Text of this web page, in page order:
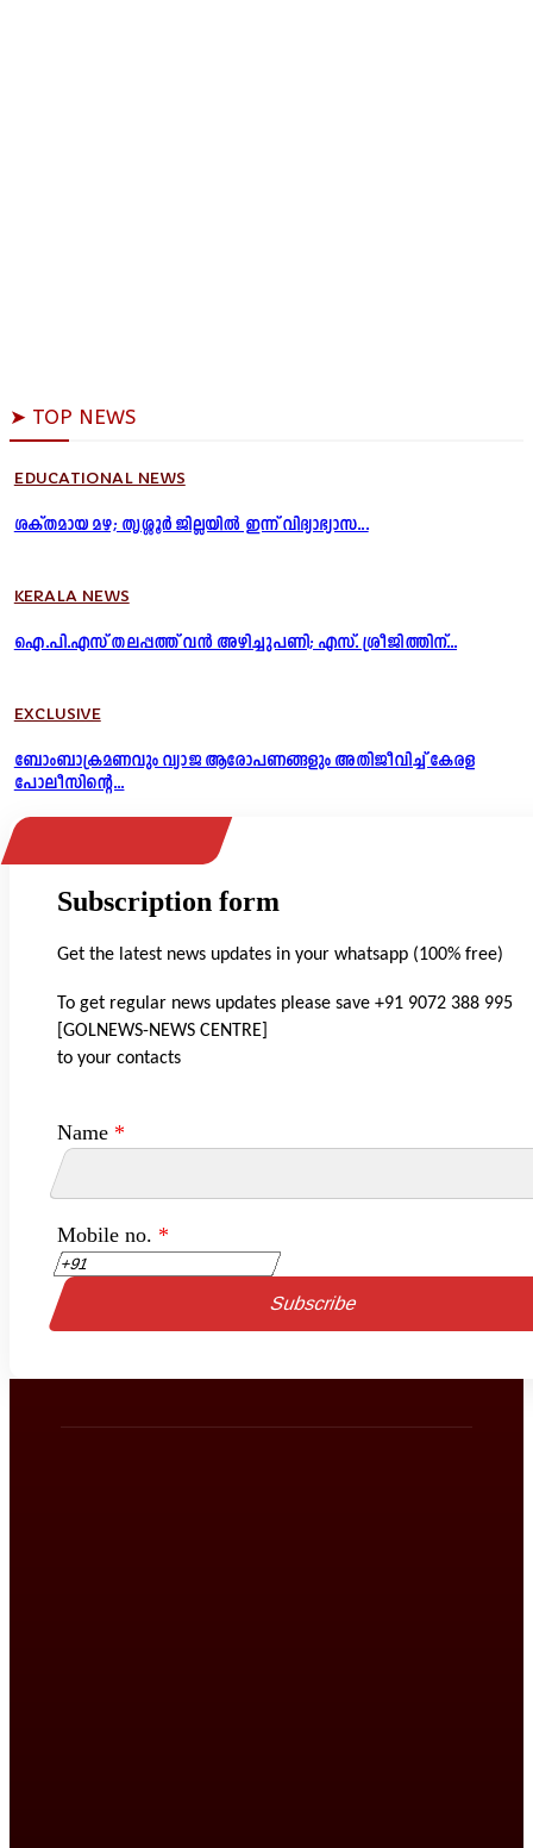
➤ TOP NEWS
EDUCATIONAL NEWS
ശക്തമായ മഴ; തൃശ്ശൂർ ജില്ലയിൽ ഇന്ന് വിദ്യാഭ്യാസ...
KERALA NEWS
ഐ.പി.എസ് തലപ്പത്ത് വൻ അഴിച്ചുപണി; എസ്. ശ്രീജിത്തിന്...
EXCLUSIVE
ബോംബാക്രമണവും വ്യാജ ആരോപണങ്ങളും അതിജീവിച്ച് കേരള
പോലീസിന്റെ...
Subscription form
Get the latest news updates in your whatsapp (100% free)
To get regular news updates please save +91 9072 388 995
[GOLNEWS-NEWS CENTRE]
to your contacts
Name *
Mobile no. *